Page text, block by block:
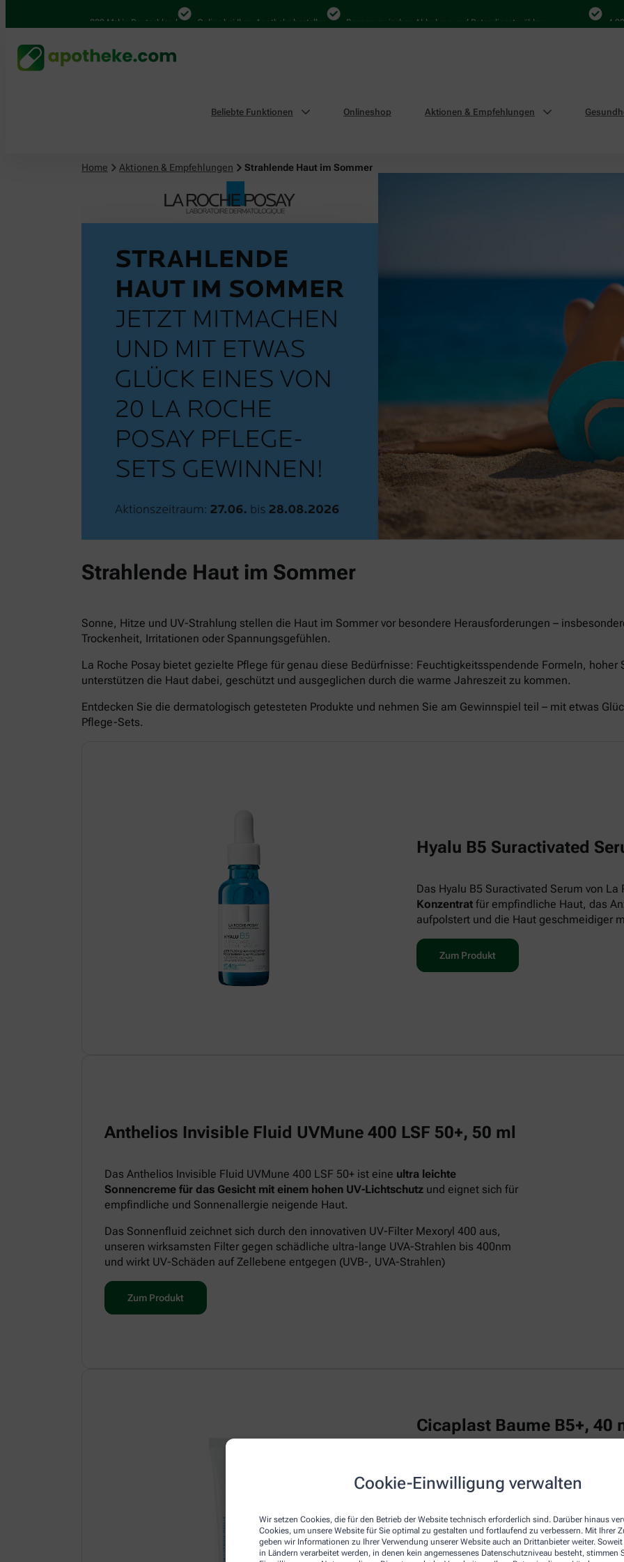
Cookie-Einwilligung verwalten
Wir setzen Cookies, die für den Betrieb der Website technisch erforderlich sind. Darüber hinaus
Cookies, um unsere Website für Sie optimal zu gestalten und fortlaufend zu verbessern. Mit Ihrer
geben wir Informationen zu Ihrer Verwendung unserer Website auch an Drittanbieter weiter. Soweit
in Ländern verarbeitet werden, in denen kein angemessenes Datenschutzniveau besteht, stimmen
4.000 Mal in Deutschland Online bei Ihrer Apotheke bestellen Bequem zwischen Abholung und Botendienst wählen 4.000
Beliebte Funktionen Onlineshop Aktionen & Empfehlungen
Home Aktionen & Empfehlungen Strahlende Haut im Sommer
Strahlende Haut im Sommer
Sonne, Hitze und UV-Strahlung stellen die Haut im Sommer vor besondere Herausforderungen –
Trockenheit, Irritationen oder Spannungsgefühlen.
La Roche Posay bietet gezielte Pflege für genau diese Bedürfnisse: Feuchtigkeitsspendende Formeln,
unterstützen die Haut dabei, geschützt und ausgeglichen durch die warme Jahreszeit zu kommen.
Entdecken Sie die dermatologisch getesteten Produkte und nehmen Sie am Gewinnspiel teil – mit etwas
Pflege-Sets.
Hyalu B5 Suractivated
Das Hyalu B5 Suractivated Serum von La
Konzentrat für empfindliche Haut, das
aufpolstert und die Haut geschmeidiger
Zum Produkt
Anthelios Invisible Fluid UVMune 400 LSF 50+, 50 ml
Das Anthelios Invisible Fluid UVMune 400 LSF 50+ ist eine ultra leichte
Sonnencreme für das Gesicht mit einem hohen UV-Lichtschutz und eignet sich für
empfindliche und Sonnenallergie neigende Haut.
Das Sonnenfluid zeichnet sich durch den innovativen UV-Filter Mexoryl 400 aus,
unseren wirksamsten Filter gegen schädliche ultra-lange UVA-Strahlen bis 400nm
und wirkt UV-Schäden auf Zellebene entgegen (UVB-, UVA-Strahlen)
Zum Produkt
Cicaplast Baume B5+, 40
La Roche Posay CICAPLAST Baume
irritierte Haut.Das reparierende Balsam
Die Creme zeichnet sich durch eine
empfindliche Haut am Körper, Gesicht
Dexpanthenol bezeichnet, wirkt